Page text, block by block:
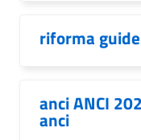
riforma
anci ANCI
anci